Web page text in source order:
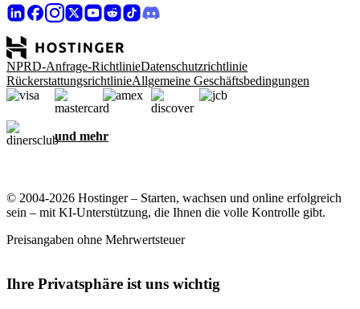
NPRD-Anfrage-RichtlinieDatenschutzrichtlinie
RückerstattungsrichtlinieAllgemeine Geschäftsbedingungen
und mehr
© 2004-2026 Hostinger – Starten, wachsen und online erfolgreich
sein – mit KI-Unterstützung, die Ihnen die volle Kontrolle gibt.
Preisangaben ohne Mehrwertsteuer
Ihre Privatsphäre ist uns wichtig